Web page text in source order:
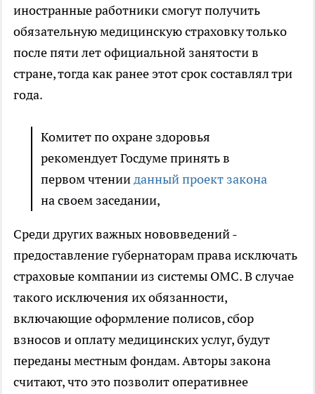
иностранные работники смогут получить
обязательную медицинскую страховку только
после пяти лет официальной занятости в
стране, тогда как ранее этот срок составлял три
года.
Комитет по охране здоровья
рекомендует Госдуме принять в
первом чтенииданный проект закона
на своем заседании,
Среди других важных нововведений -
предоставление губернаторам права исключать
страховые компании из системы ОМС. В случае
такого исключения их обязанности,
включающие оформление полисов, сбор
взносов и оплату медицинских услуг, будут
переданы местным фондам. Авторы закона
считают, что это позволит оперативнее